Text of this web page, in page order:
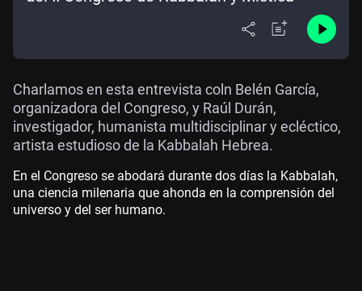
Charlamos en esta entrevista coln Belén García,
organizadora del Congreso, y Raúl Durán,
investigador, humanista multidisciplinar y ecléctico,
artista estudioso de la Kabbalah Hebrea.
En el Congreso se abodará durante dos días la Kabbalah,
una ciencia milenaria que ahonda en la comprensión del
universo y del ser humano.